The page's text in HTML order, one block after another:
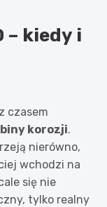
– kiedy i
czasem
korozji.
nierówno,
wchodzi na
się nie
tylko realny